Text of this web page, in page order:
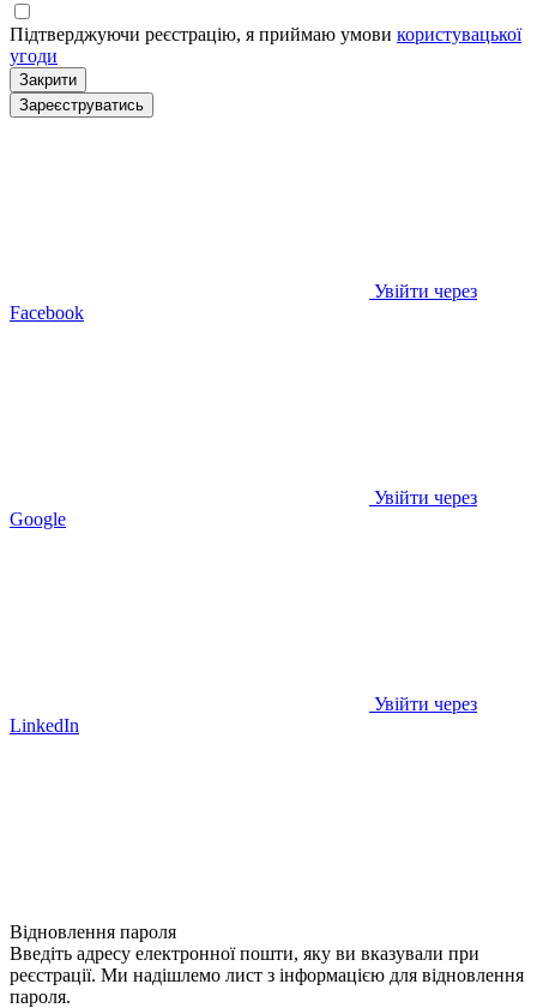
Підтверджуючи реєстрацію, я приймаю умови користувацької
угоди
Закрити
Зареєструватись
Увійти через
Facebook
Увійти через
Google
Увійти через
LinkedIn
Відновлення пароля
Введіть адресу електронної пошти, яку ви вказували при
реєстрації. Ми надішлемо лист з інформацією для відновлення
пароля.